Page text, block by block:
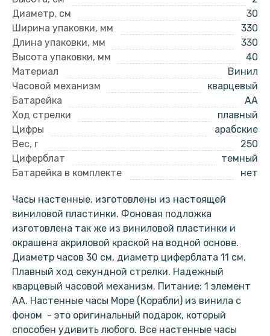
Диаметр, см
30
Ширина упаковки, мм
330
Длина упаковки, мм
330
Высота упаковки, мм
40
Материал
Винил
Часовой механизм
кварцевый
Батарейка
AA
Ход стрелки
плавный
Цифры
арабские
Вес, г
250
Циферблат
темный
Батарейка в комплекте
нет
Часы настенные, изготовлены из настоящей
виниловой пластинки. Фоновая подложка
изготовлена так же из виниловой пластинки и
окрашена акриловой краской на водной основе.
Диаметр часов 30 см, диаметр циферблата 11 см.
Плавный ход секундной стрелки. Надежный
кварцевый часовой механизм. Питание: 1 элемент
АА. Настенные часы Море (Корабли) из винила с
фоном - это оригинальный подарок, который
способен удивить любого. Все настенные часы